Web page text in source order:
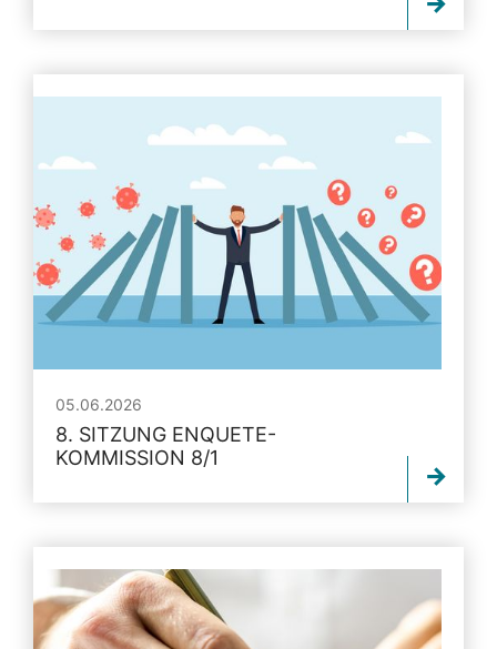
05.06.2026
8. SITZUNG ENQUETE-
KOMMISSION 8/1